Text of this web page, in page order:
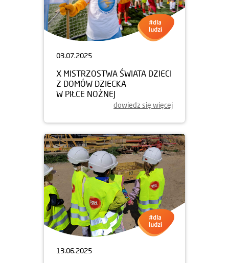
03.07.2025
X MISTRZOSTWA ŚWIATA DZIECI
Z DOMÓW DZIECKA
W PIŁCE NOŻNEJ
dowiedz się więcej
13.06.2025